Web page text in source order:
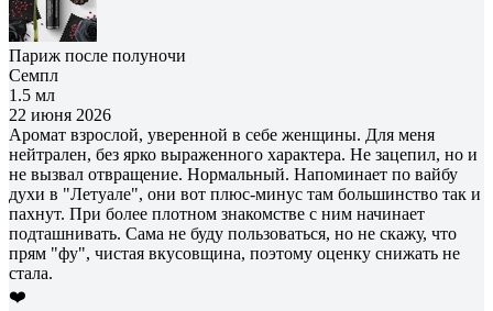
Париж после полуночи
Семпл
1.5 мл
22 июня 2026
Аромат взрослой, уверенной в себе женщины. Для меня
нейтрален, без ярко выраженного характера. Не зацепил, но и
не вызвал отвращение. Нормальный. Напоминает по вайбу
духи в "Летуале", они вот плюс-минус там большинство так и
пахнут. При более плотном знакомстве с ним начинает
подташнивать. Сама не буду пользоваться, но не скажу, что
прям "фу", чистая вкусовщина, поэтому оценку снижать не
стала.
❤️